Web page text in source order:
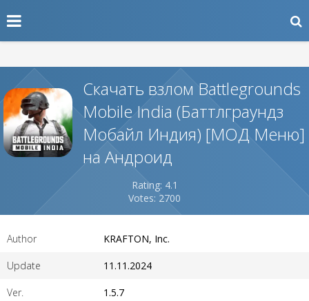
Скачать взлом Battlegrounds
Mobile India (Баттлграундз
Мобайл Индия) [МОД Меню]
на Андроид
Rating: 4.1
Votes: 2700
Author KRAFTON, Inc.
Update 11.11.2024
Ver. 1.5.7